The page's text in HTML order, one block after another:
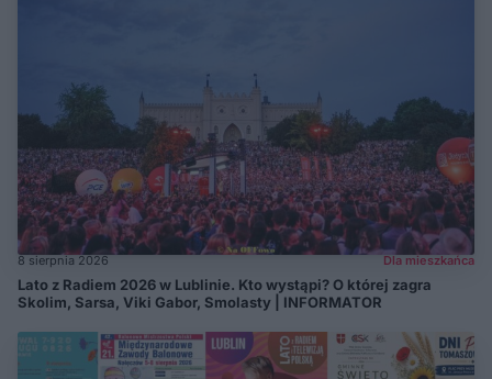
8 sierpnia 2026 Dla mieszkańca
Lato z Radiem 2026 w Lublinie. Kto wystąpi? O której zagra
Skolim, Sarsa, Viki Gabor, Smolasty | INFORMATOR